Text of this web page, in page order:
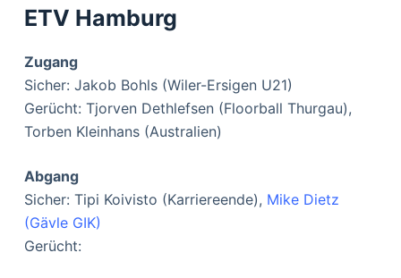
ETV Hamburg
Zugang
Sicher: Jakob Bohls (Wiler-Ersigen U21)
Gerücht: Tjorven Dethlefsen (Floorball Thurgau),
Torben Kleinhans (Australien)
Abgang
Sicher: Tipi Koivisto (Karriereende), Mike Dietz
(Gävle GIK)
Gerücht: